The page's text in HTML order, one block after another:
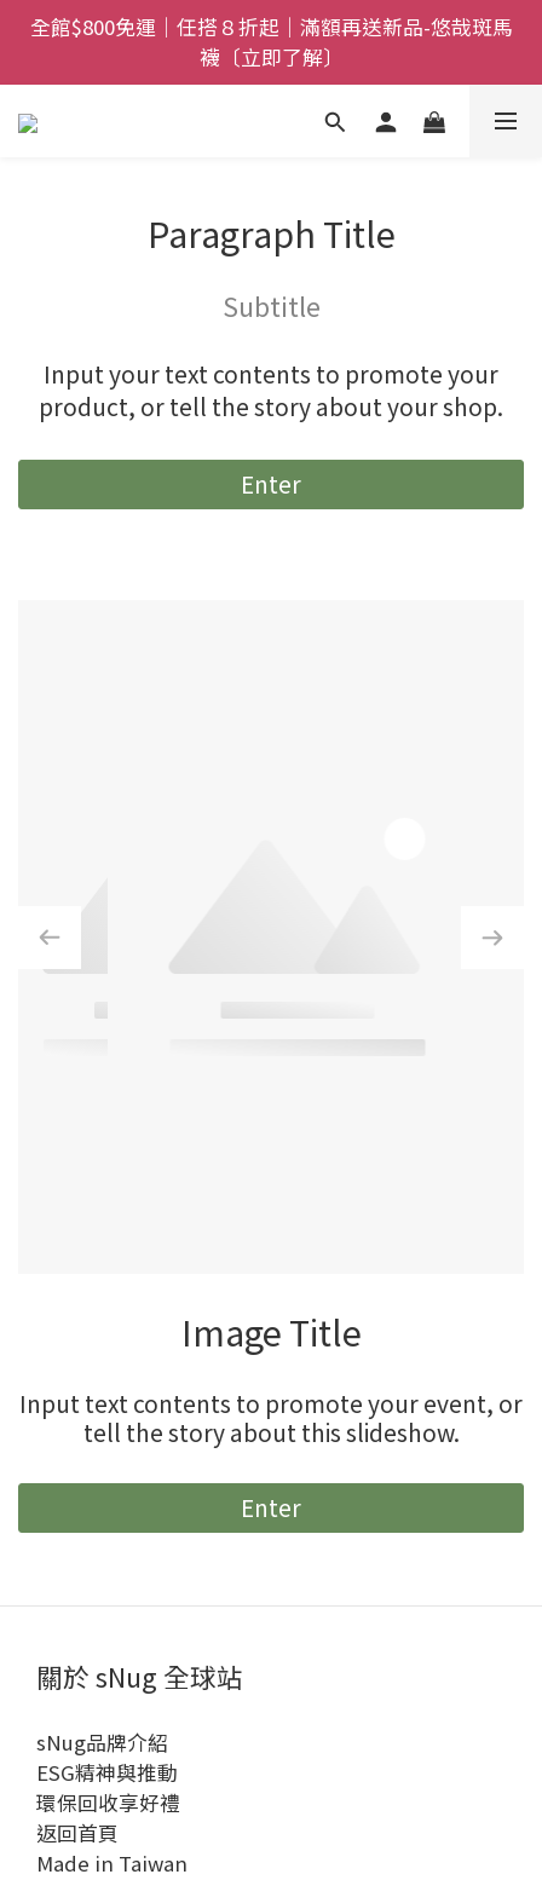
全館$800免運｜任搭８折起｜滿額再送新品-悠哉斑馬
襪〔立即了解〕
全館$800免運｜任搭８折起｜滿額再送新品-悠哉斑馬
襪〔立即了解〕
情人節獻禮｜sNug愛心禮盒甜蜜登場！把舒適與心意
一起送出〔馬上了解〕
一次備好〔馬上了解〕
襪〔立即了解〕
Paragraph Title
Subtitle
Input your text contents to promote your
product, or tell the story about your shop.
Enter
Image Title
Input text contents to promote your event, or
tell the story about this slideshow.
Enter
關於 sNug 全球站
sNug品牌介紹
ESG精神與推動
環保回收享好禮
返回首頁
Made in Taiwan